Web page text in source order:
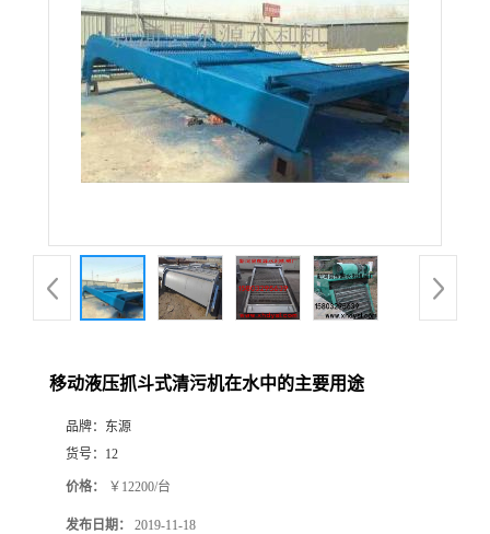
移动液压抓斗式清污机在水中的主要用途
品牌： 东源
货号： 12
价格： ￥12200/台
发布日期： 2019-11-18